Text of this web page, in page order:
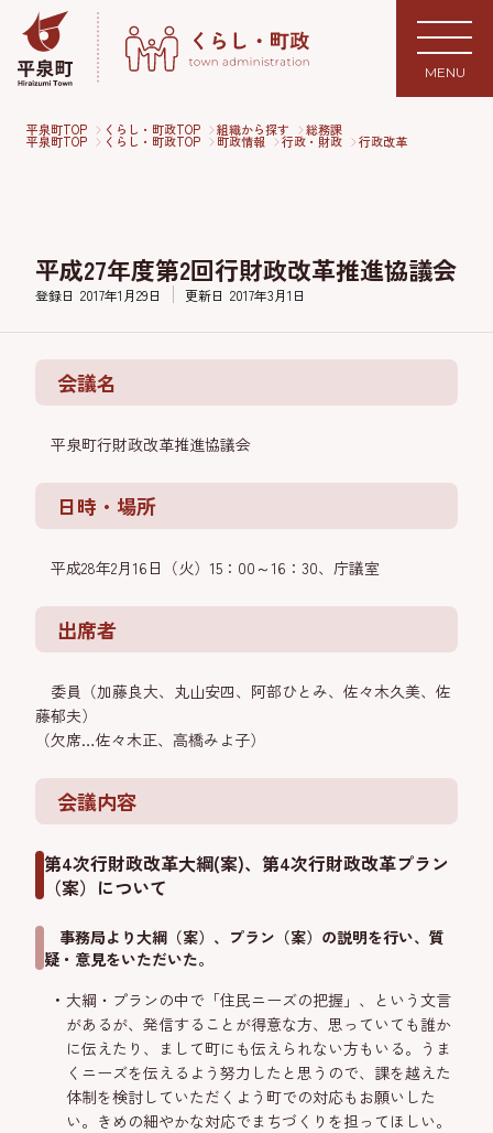
MENU
平泉町TOP くらし・町政TOP 組織から探す 総務課
平泉町TOP くらし・町政TOP 町政情報 行政・財政 行政改革
平成27年度第2回行財政改革推進協議会
登録日 2017年1月29日 更新日 2017年3月1日
会議名
平泉町行財政改革推進協議会
日時・場所
平成28年2月16日（火）15：00～16：30、庁議室
出席者
委員（加藤良大、丸山安四、阿部ひとみ、佐々木久美、佐
藤郁夫）
（欠席…佐々木正、高橋みよ子）
会議内容
第4次行財政改革大綱(案)、第4次行財政改革プラン
（案）について
事務局より大綱（案）、プラン（案）の説明を行い、質
疑・意見をいただいた。
大綱・プランの中で「住民ニーズの把握」、という文言
があるが、発信することが得意な方、思っていても誰か
に伝えたり、まして町にも伝えられない方もいる。うま
くニーズを伝えるよう努力したと思うので、課を越えた
体制を検討していただくよう町での対応もお願いした
い。きめの細やかな対応でまちづくりを担ってほしい。